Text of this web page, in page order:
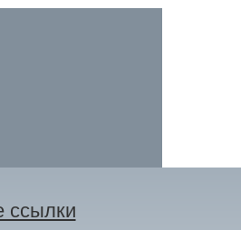
ссылки